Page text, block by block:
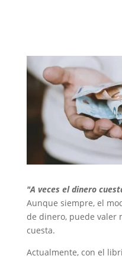
"A veces el dinero
Aunque siempre, el
de dinero, puede valer
cuesta.
Actualmente, con el